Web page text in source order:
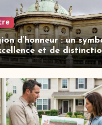
d’honneur : un
et de